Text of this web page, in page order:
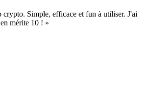
crypto. Simple, efficace et fun à utiliser. J'ai
mérite 10 ! »